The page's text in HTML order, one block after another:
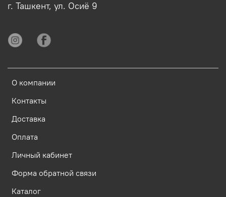
О компании
Контакты
Доставка
Оплата
Личный кабинет
Форма обратной связи
Каталог
г. Ташкент, ул. Осиё 9